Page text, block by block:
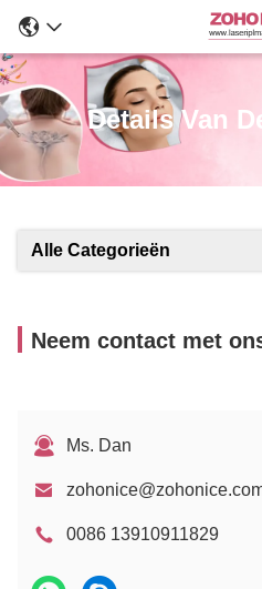
Details Van
Alle Categorieën
Neem contact met
Ms. Dan
0086 13910911829